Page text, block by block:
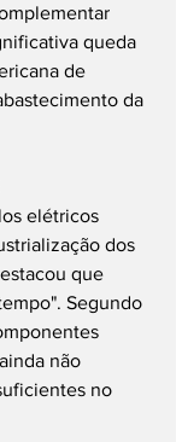
queda
de
da
elétricos
dos
que
Segundo
não
no